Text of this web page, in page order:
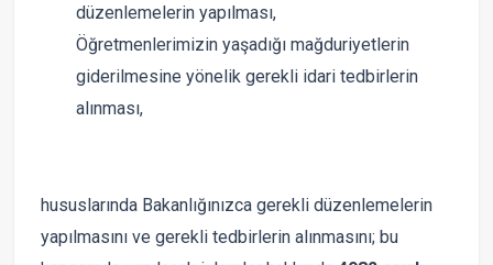
düzenlemelerin yapılması,
Öğretmenlerimizin yaşadığı mağduriyetlerin
giderilmesine yönelik gerekli idari tedbirlerin
alınması,
hususlarında Bakanlığınızca gerekli düzenlemelerin
yapılmasını ve gerekli tedbirlerin alınmasını; bu